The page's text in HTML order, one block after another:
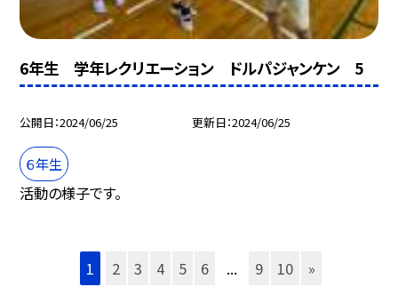
6年生 学年レクリエーション ドルパジャンケン 5
公開日 2024/06/25 更新日 2024/06/25
６年生
活動の様子です。
1 2 3 4 5 6 ... 9 10 »